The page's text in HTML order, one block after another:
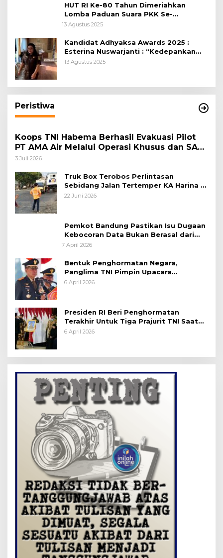
HUT RI Ke-80 Tahun Dimeriahkan
Lomba Paduan Suara PKK Se-
Kabupaten Bogor
13 Agustus 2025
Kandidat Adhyaksa Awards 2025 :
Esterina Nuswarjanti : “Kedepankan
Keadilan Restoratif Wujudkan
13 Agustus 2025
Peristiwa
Koops TNI Habema Berhasil Evakuasi Pilot
PT AMA Air Melalui Operasi Khusus dan SAR
Taktis
3 Juli 2026
Truk Box Terobos Perlintasan
Sebidang Jalan Tertemper KA Harina di
Jalan Stasiun Poncol-Jrakah Semarang
22 Juni 2026
Pemkot Bandung Pastikan Isu Dugaan
Kebocoran Data Bukan Berasal dari
Server Disdukcapil
7 April 2026
Bentuk Penghormatan Negara,
Panglima TNI Pimpin Upacara
Pemakaman Militer
6 April 2026
Presiden RI Beri Penghormatan
Terakhir Untuk Tiga Prajurit TNI Saat
Persemayaman di Bandara Soekarno-
6 April 2026